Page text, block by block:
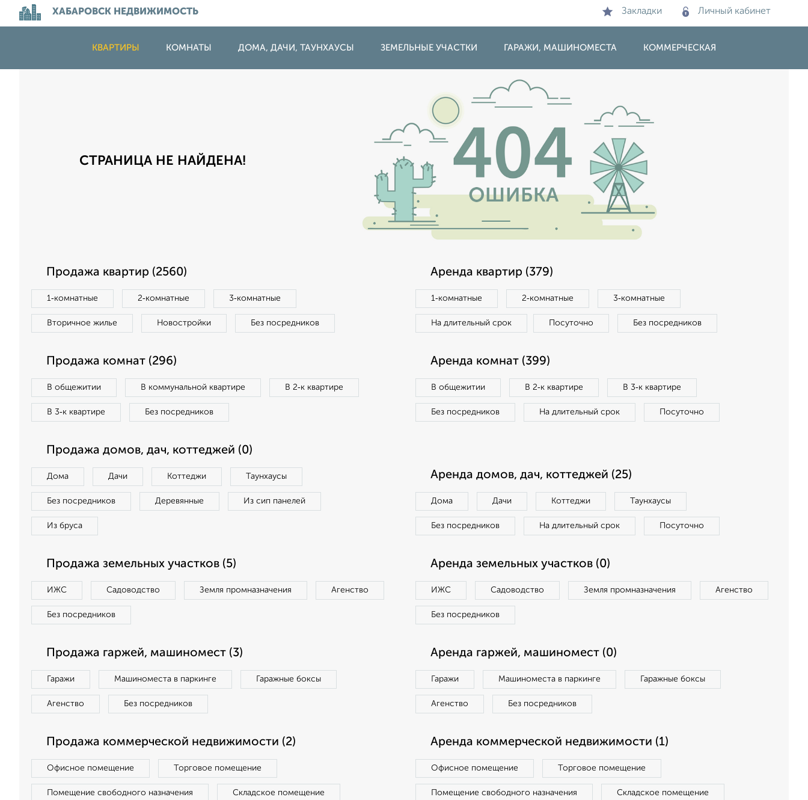
ХАБАРОВСК НЕДВИЖИМОСТЬ Закладки Личный кабинет
КВАРТИРЫ КОМНАТЫ ДОМА, ДАЧИ, ТАУНХАУСЫ ЗЕМЕЛЬНЫЕ УЧАСТКИ ГАРАЖИ, МАШИНОМЕСТА КОММЕРЧЕСКАЯ
СТРАНИЦА НЕ НАЙДЕНА!
Продажа квартир (2560)
1‑комнатные 2‑комнатные 3‑комнатные
Вторичное жилье Новостройки Без посредников
Аренда квартир (379)
1‑комнатные 2‑комнатные 3‑комнатные
На длительный срок Посуточно Без посредников
Продажа комнат (296)
В общежитии В коммунальной квартире В 2‑к квартире
В 3‑к квартире Без посредников
Аренда комнат (399)
В общежитии В 2‑к квартире В 3‑к квартире
Без посредников На длительный срок Посуточно
Продажа домов, дач, коттеджей (0)
Дома Дачи Коттеджи Таунхаусы
Без посредников Деревянные Из сип панелей
Из бруса
Аренда домов, дач, коттеджей (25)
Дома Дачи Коттеджи Таунхаусы
Без посредников На длительный срок Посуточно
Продажа земельных участков (5)
ИЖС Садоводство Земля промназначения Агенство
Без посредников
Аренда земельных участков (0)
ИЖС Садоводство Земля промназначения Агенство
Без посредников
Продажа гаржей, машиномест (3)
Гаражи Машиноместа в паркинге Гаражные боксы
Агенство Без посредников
Аренда гаржей, машиномест (0)
Гаражи Машиноместа в паркинге Гаражные боксы
Агенство Без посредников
Продажа коммерческой недвижимости (2)
Офисное помещение Торговое помещение
Помещение свободного назначения Складское помещение
Аренда коммерческой недвижимости (1)
Офисное помещение Торговое помещение
Помещение свободного назначения Складское помещение